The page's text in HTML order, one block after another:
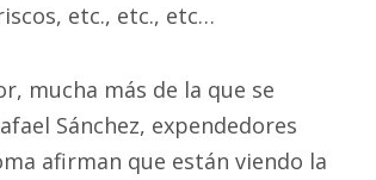
etc., etc., etc…
mucha más de la que se
Sánchez, expendedores
afirman que están viendo la